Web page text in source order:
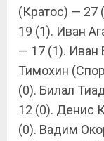
(Кратос) — 27
19 (1). Иван
— 17 (1). Иван
Тимохин
(0). Билал
12 (0). Денис
(0). Вадим